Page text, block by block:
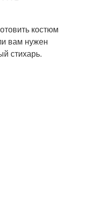
костюм
вам нужен
стихарь.